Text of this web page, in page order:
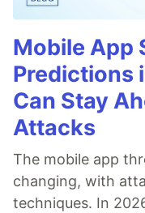
Mobile App
Predictions
Can Stay
Attacks
The mobile app
changing, with
techniques. In